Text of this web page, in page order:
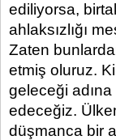
ediliyorsa,
ahlaksızlığı
Zaten
etmiş oluruz.
geleceği
edeceğiz.
düşmanca bir